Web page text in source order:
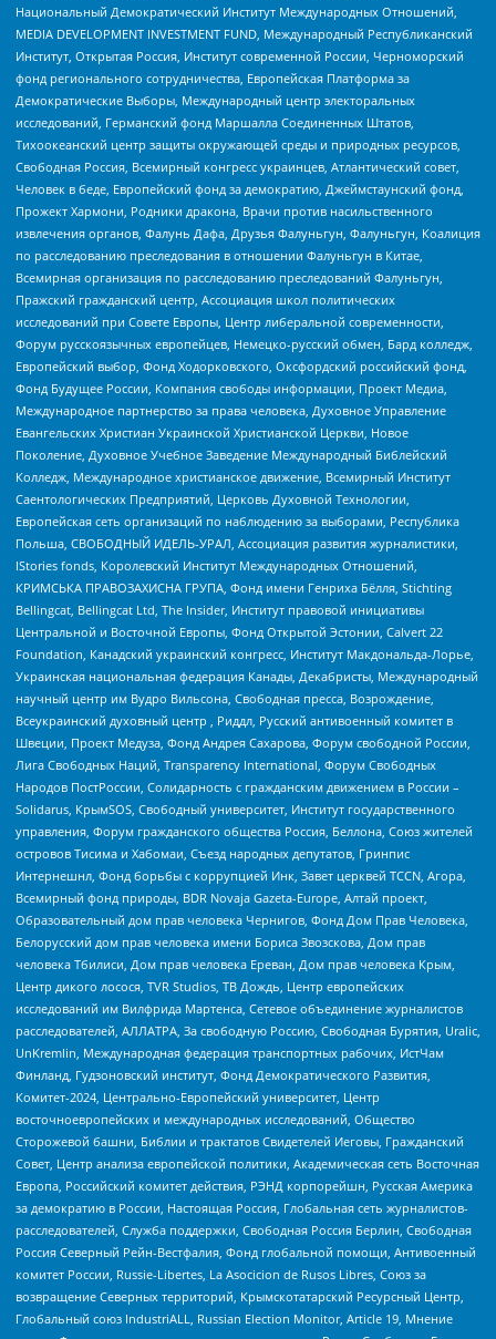
Национальный Демократический Институт Международных Отношений,
MEDIA DEVELOPMENT INVESTMENT FUND, Международный Республиканский
Институт, Открытая Россия, Институт современной России, Черноморский
фонд регионального сотрудничества, Европейская Платформа за
Демократические Выборы, Международный центр электоральных
исследований, Германский фонд Маршалла Соединенных Штатов,
Тихоокеанский центр защиты окружающей среды и природных ресурсов,
Свободная Россия, Всемирный конгресс украинцев, Атлантический совет,
Человек в беде, Европейский фонд за демократию, Джеймстаунский фонд,
Прожект Хармони, Родники дракона, Врачи против насильственного
извлечения органов, Фалунь Дафа, Друзья Фалуньгун, Фалуньгун, Коалиция
по расследованию преследования в отношении Фалуньгун в Китае,
Всемирная организация по расследованию преследований Фалуньгун,
Пражский гражданский центр, Ассоциация школ политических
исследований при Совете Европы, Центр либеральной современности,
Форум русскоязычных европейцев, Немецко-русский обмен, Бард колледж,
Европейский выбор, Фонд Ходорковского, Оксфордский российский фонд,
Фонд Будущее России, Компания свободы информации, Проект Медиа,
Международное партнерство за права человека, Духовное Управление
Евангельских Христиан Украинской Христианской Церкви, Новое
Поколение, Духовное Учебное Заведение Международный Библейский
Колледж, Международное христианское движение, Всемирный Институт
Саентологических Предприятий, Церковь Духовной Технологии,
Европейская сеть организаций по наблюдению за выборами, Республика
Польша, СВОБОДНЫЙ ИДЕЛЬ-УРАЛ, Ассоциация развития журналистики,
IStories fonds, Королевский Институт Международных Отношений,
КРИМСЬКА ПРАВОЗАХИСНА ГРУПА, Фонд имени Генриха Бёлля, Stichting
Bellingcat, Bellingcat Ltd, The Insider, Институт правовой инициативы
Центральной и Восточной Европы, Фонд Открытой Эстонии, Calvert 22
Foundation, Канадский украинский конгресс, Институт Макдональда-Лорье,
Украинская национальная федерация Канады, Декабристы, Международный
научный центр им Вудро Вильсона, Свободная пресса, Возрождение,
Всеукраинский духовный центр , Риддл, Русский антивоенный комитет в
Швеции, Проект Медуза, Фонд Андрея Сахарова, Форум свободной России,
Лига Свободных Наций, Transparеncy International, Форум Свободных
Народов ПостРоссии, Солидарность с гражданским движением в России –
Solidarus, КрымSOS, Свободный университет, Институт государственного
управления, Форум гражданского общества Россия, Беллона, Союз жителей
островов Тисима и Хабомаи, Съезд народных депутатов, Гринпис
Интернешнл, Фонд борьбы с коррупцией Инк, Завет церквей TCCN, Агора,
Всемирный фонд природы, BDR Novaja Gazeta-Europe, Алтай проект,
Образовательный дом прав человека Чернигов, Фонд Дом Прав Человека,
Белорусский дом прав человека имени Бориса Звозскова, Дом прав
человека Тбилиси, Дом прав человека Ереван, Дом прав человека Крым,
Центр дикого лосося, TVR Studios, ТВ Дождь, Центр европейских
исследований им Вилфрида Мартенса, Сетевое объединение журналистов
расследователей, АЛЛАТРА, За свободную Россию, Свободная Бурятия, Uralic,
UnKremlin, Международная федерация транспортных рабочих, ИстЧам
Финланд, Гудзоновский институт, Фонд Демократического Развития,
Комитет-2024, Центрально-Европейский университет, Центр
восточноевропейских и международных исследований, Общество
Сторожевой башни, Библии и трактатов Свидетелей Иеговы, Гражданский
Совет, Центр анализа европейской политики, Академическая сеть Восточная
Европа, Российский комитет действия, РЭНД корпорейшн, Русская Америка
за демократию в России, Настоящая Россия, Глобальная сеть журналистов-
расследователей, Служба поддержки, Свободная Россия Берлин, Свободная
Россия Северный Рейн-Вестфалия, Фонд глобальной помощи, Антивоенный
комитет России, Russie-Libertes, La Asocicion de Rusos Libres, Союз за
возвращение Северных территорий, Крымскотатарский Ресурсный Центр,
Глобальный союз IndustriALL, Russian Election Monitor, Article 19, Мнение